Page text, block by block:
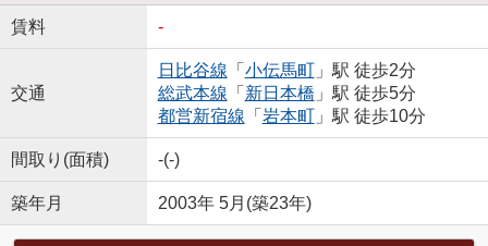
賃料 -
交通
日比谷線 「 小伝馬町」駅 徒歩2分
総武本線 「 新日本橋 」駅 徒歩5分
都営新宿線 「 岩本町」駅 徒歩10分
間取り(面積) -(-)
築年月 2003年 5月(築23年)